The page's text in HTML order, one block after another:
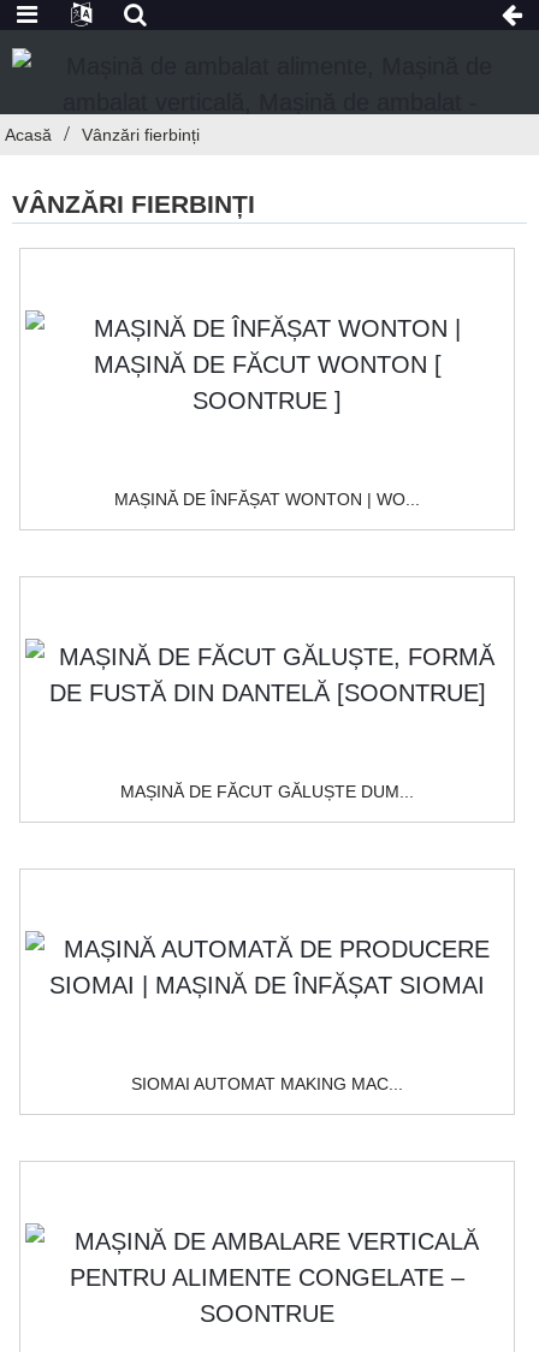
Acasă Vânzări fierbinți
VÂNZĂRI FIERBINȚI
MAȘINĂ DE ÎNFĂȘAT WONTON | WO...
MAȘINĂ DE FĂCUT GĂLUȘTE DUM...
SIOMAI AUTOMAT MAKING MAC...